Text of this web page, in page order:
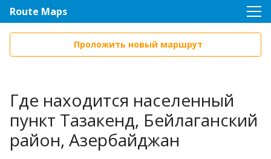
Route Maps
Проложить новый маршрут
Где находится населенный
пункт Тазакенд, Бейлаганский
район, Азербайджан